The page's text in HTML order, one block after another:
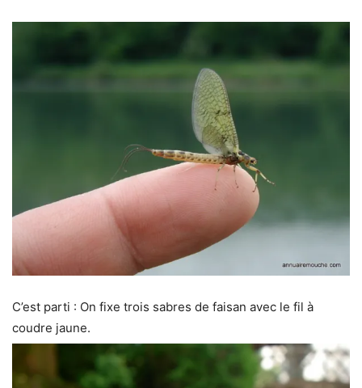
C’est parti : On fixe trois sabres de faisan avec le fil à
coudre jaune.